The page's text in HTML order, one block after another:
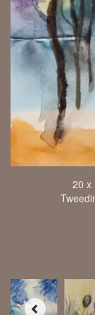
20 x